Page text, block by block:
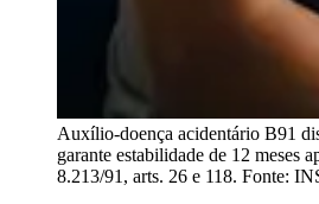
Auxílio-doença acidentário B91
garante estabilidade de 12 meses
8.213/91, arts. 26 e 118. Fonte: